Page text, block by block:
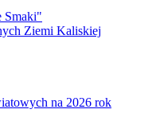
Smaki"
Ziemi Kaliskiej
na 2026 rok